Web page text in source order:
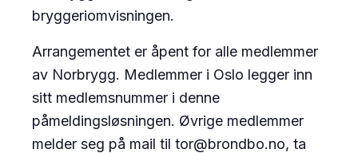
bryggeriomvisningen.
Arrangementet er åpent for alle medlemmer
av Norbrygg. Medlemmer i Oslo legger inn
sitt medlemsnummer i denne
påmeldingsløsningen. Øvrige medlemmer
melder seg på mail til tor@brondbo.no, ta